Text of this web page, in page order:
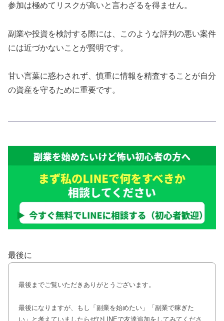
参加は極めてリスクが高いと言わざるを得ません。
副業や投資を検討する際には、このような評判の悪い案件
には近づかないことが賢明です。
甘い言葉に惑わされず、慎重に情報を精査することが自分
の資産を守るために重要です。
最後に
最後までご覧いただきありがとうございます。
最後になりますが、もし「副業を始めたい」「副業で稼ぎた
い」と考えていましたらぜひLINEで友達追加をしてみてくださ